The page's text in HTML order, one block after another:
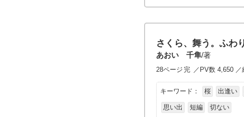
さくら、舞う。ふわ
あおい 千隼/著
28ページ 完 ／PV数 4,650
キーワード： 桜 出逢い
思い出 短編 切ない